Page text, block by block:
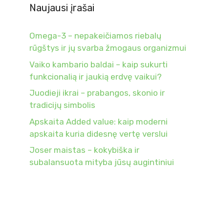
Naujausi įrašai
Omega-3 – nepakeičiamos riebalų
rūgštys ir jų svarba žmogaus organizmui
Vaiko kambario baldai – kaip sukurti
funkcionalią ir jaukią erdvę vaikui?
Juodieji ikrai – prabangos, skonio ir
tradicijų simbolis
Apskaita Added value: kaip moderni
apskaita kuria didesnę vertę verslui
Joser maistas – kokybiška ir
subalansuota mityba jūsų augintiniui